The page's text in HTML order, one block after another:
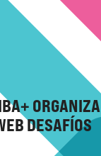
ORGANIZA
DESAFÍOS